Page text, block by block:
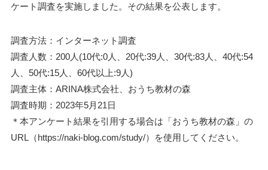
ケート調査を実施しました。その結果を公表します。
調査方法：インターネット調査
調査人数：200人(10代:0人、20代:39人、30代:83人、40代:54
人、50代:15人、60代以上:9人)
調査主体：ARINA株式会社、おうち教材の森
調査時期：2023年5月21日
＊本アンケート結果を引用する場合は「おうち教材の森」の
URL（https://naki-blog.com/study/）を使用してください。